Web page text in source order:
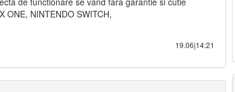
ONE, NINTENDO SWITCH,
19.06|14:21